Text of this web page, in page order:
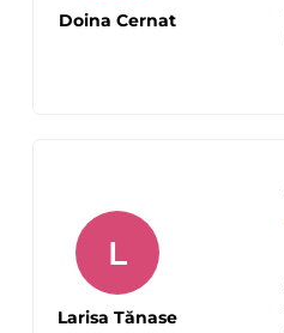
Doina Cernat
L
Larisa Tănase